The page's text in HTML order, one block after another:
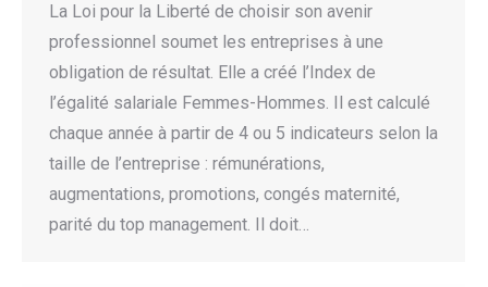
La Loi pour la Liberté de choisir son avenir
professionnel soumet les entreprises à une
obligation de résultat. Elle a créé l’Index de
l’égalité salariale Femmes-Hommes. Il est calculé
chaque année à partir de 4 ou 5 indicateurs selon la
taille de l’entreprise : rémunérations,
augmentations, promotions, congés maternité,
parité du top management. Il doit…